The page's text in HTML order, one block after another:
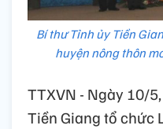
Bí thư Tỉnh ủy Tiền
huyện nông thôn
TTXVN - Ngày 10/
Tiền Giang tổ chức